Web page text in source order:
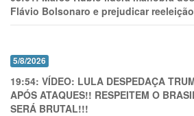
Flávio Bolsonaro e prejudicar
5/8/2026
19:54: VÍDEO: LULA DESPEDAÇA
APÓS ATAQUES!! RESPEITEM O
SERÁ BRUTAL!!!